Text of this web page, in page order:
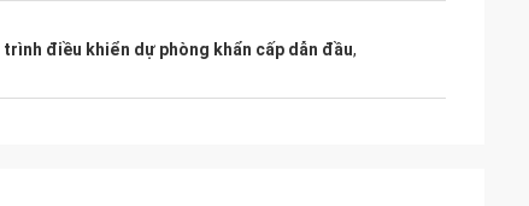
trình điều khiển dự phòng khẩn cấp dẫn đầu,